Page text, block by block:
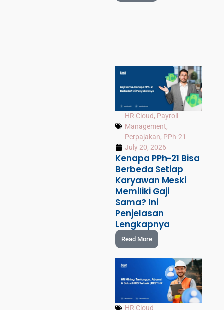
HR Cloud, Payroll
Management,
Perpajakan, PPh-21
July 20, 2026
Kenapa PPh-21 Bisa
Berbeda Setiap
Karyawan Meski
Memiliki Gaji
Sama? Ini
Penjelasan
Lengkapnya
Read More
HR Cloud